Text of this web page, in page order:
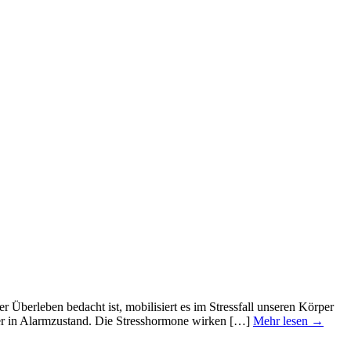
Überleben bedacht ist, mobilisiert es im Stressfall unseren Körper
in Alarmzustand. Die Stresshormone wirken […] Mehr lesen →